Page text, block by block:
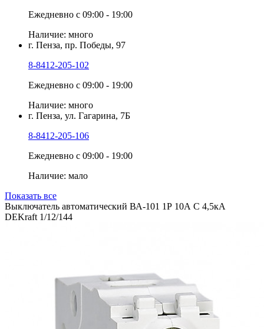
Ежедневно с 09:00 - 19:00
Наличие: много
г. Пенза, пр. Победы, 97
8-8412-205-102
Ежедневно с 09:00 - 19:00
Наличие: много
г. Пенза, ул. Гагарина, 7Б
8-8412-205-106
Ежедневно с 09:00 - 19:00
Наличие: мало
Показать все
Выключатель автоматический ВА-101 1Р 10А C 4,5кА
DEKraft 1/12/144